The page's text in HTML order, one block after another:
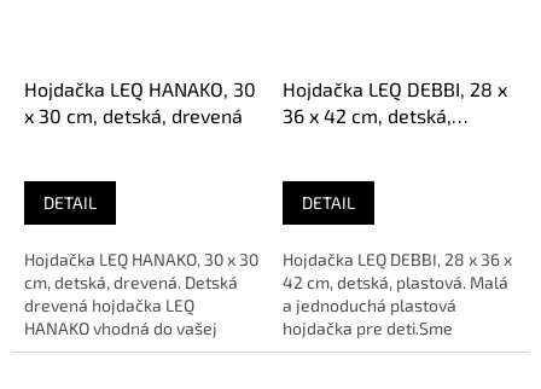
Hojdačka LEQ HANAKO, 30
x 30 cm, detská, drevená
DETAIL
Hojdačka LEQ HANAKO, 30 x 30
cm, detská, drevená. Detská
drevená hojdačka LEQ
HANAKO vhodná do vašej
záhrady.Sme AUTORIZOVANÝ
Hojdačka LEQ DEBBI, 28 x
36 x 42 cm, detská,
DETAIL
Hojdačka LEQ DEBBI, 28 x 36 x
42 cm, detská, plastová. Malá
a jednoduchá plastová
hojdačka pre deti.Sme
AUTORIZOVANÝ predajca